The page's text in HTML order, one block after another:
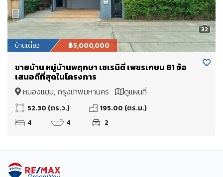
32
บ้านเดี่ยว ฿5,000,000
ขายบ้าน หมู่บ้านพฤกษา เซเรนิตี้ เพชรเกษม 81 ข้อ
เสนอดีที่สุดในโครงการ
หนองแขม, กรุงเทพมหานคร
ดูแผนที่
52.30 (ตร.ว.)
195.00 (ตร.ม.)
4
4 2